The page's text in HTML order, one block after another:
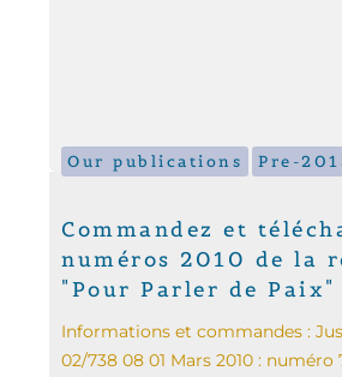
Our publications Pre-
Commandez et
numéros 2010 de la
"Pour Parler de Paix"
Informations et commandes :
02/738 08 01 Mars 2010 : numéro